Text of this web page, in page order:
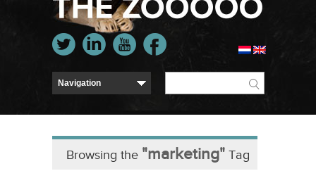
Browsing the "marketing" Tag